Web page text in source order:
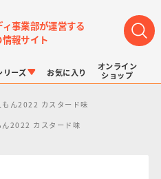
事業部が運営する
報サイト
リーズ お気に入り
オンライン
ショップ
もん2022 カスタード味
ん2022 カスタード味